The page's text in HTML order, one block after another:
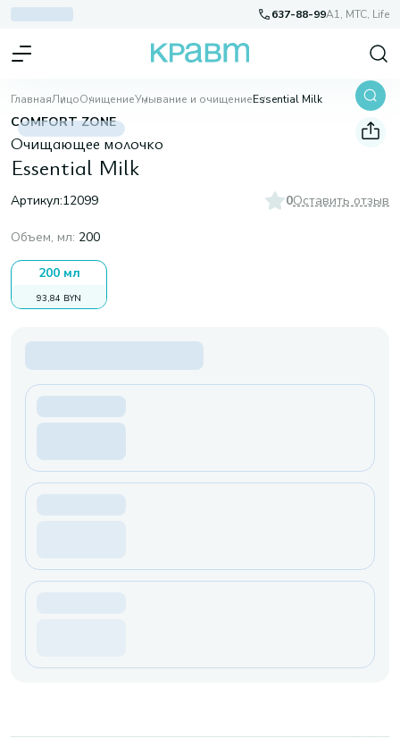
637-88-99A1, МТС, Life
ГлавнаяЛицоОчищениеУмывание и очищениеEssential Milk
COMFORT ZONE
Очищающее молочко
Essential Milk
Артикул:12099 0Оставить отзыв
Объем, мл: 200
200 мл
93,84 BYN